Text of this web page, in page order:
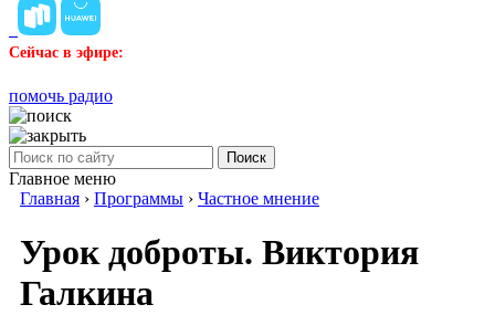
Сейчас в эфире:
помочь радио
Поиск
Главное меню
Главная › Программы › Частное мнение
Урок доброты. Виктория
Галкина